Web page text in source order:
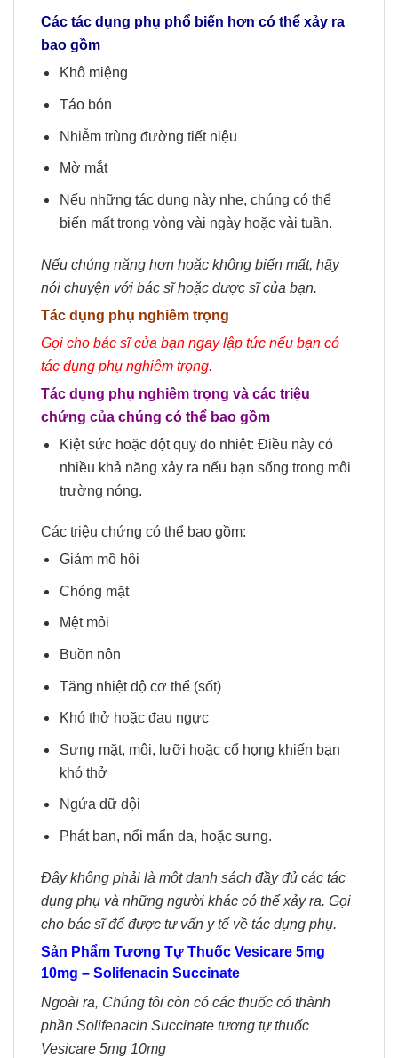
Các tác dụng phụ phổ biến hơn có thể xảy ra
bao gồm
Khô miệng
Táo bón
Nhiễm trùng đường tiết niệu
Mờ mắt
Nếu những tác dụng này nhẹ, chúng có thể
biến mất trong vòng vài ngày hoặc vài tuần.
Nếu chúng nặng hơn hoặc không biến mất, hãy
nói chuyện với bác sĩ hoặc dược sĩ của bạn.
Tác dụng phụ nghiêm trọng
Gọi cho bác sĩ của bạn ngay lập tức nếu bạn có
tác dụng phụ nghiêm trọng.
Tác dụng phụ nghiêm trọng và các triệu
chứng của chúng có thể bao gồm
Kiệt sức hoặc đột quỵ do nhiệt: Điều này có
nhiều khả năng xảy ra nếu bạn sống trong môi
trường nóng.
Các triệu chứng có thể bao gồm:
Giảm mồ hôi
Chóng mặt
Mệt mỏi
Buồn nôn
Tăng nhiệt độ cơ thể (sốt)
Khó thở hoặc đau ngực
Sưng mặt, môi, lưỡi hoặc cổ họng khiến bạn
khó thở
Ngứa dữ dội
Phát ban, nổi mẩn da, hoặc sưng.
Đây không phải là một danh sách đầy đủ các tác
dụng phụ và những người khác có thể xảy ra. Gọi
cho bác sĩ để được tư vấn y tế về tác dụng phụ.
Sản Phẩm Tương Tự Thuốc Vesicare 5mg
10mg – Solifenacin Succinate
Ngoài ra, Chúng tôi còn có các thuốc có thành
phần Solifenacin Succinate tương tự thuốc
Vesicare 5mg 10mg